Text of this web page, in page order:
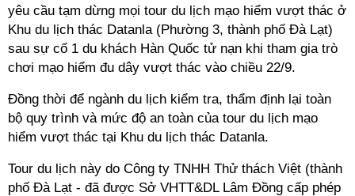
yêu cầu tạm dừng mọi tour du lịch mạo hiểm vượt thác ở
Khu du lịch thác Datanla (Phường 3, thành phố Đà Lạt)
sau sự cố 1 du khách Hàn Quốc tử nạn khi tham gia trò
chơi mạo hiểm đu dây vượt thác vào chiều 22/9.
Đồng thời để ngành du lịch kiểm tra, thẩm định lại toàn
bộ quy trình và mức độ an toàn của tour du lịch mạo
hiểm vượt thác tại Khu du lịch thác Datanla.
Tour du lịch này do Công ty TNHH Thử thách Việt (thành
phố Đà Lạt - đã được Sở VHTT&DL Lâm Đồng cấp phép